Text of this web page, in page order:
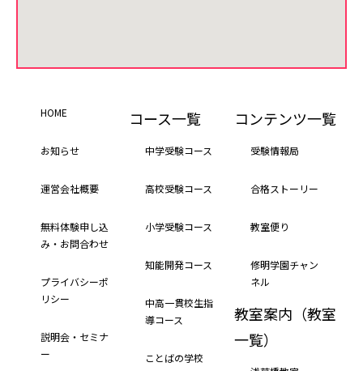
HOME
お知らせ
運営会社概要
無料体験申し込
み・お問合わせ
プライバシーポ
リシー
説明会・セミナ
ー
コース一覧
中学受験コース
高校受験コース
小学受験コース
知能開発コース
中高一貫校生指
導コース
ことばの学校
コンテンツ一覧
受験情報局
合格ストーリー
教室便り
修明学園チャン
ネル
教室案内（教室
一覧）